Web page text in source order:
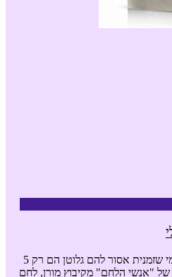
הלחמים שמרשה לחולי צליאק ולמי שזמנית אסור להם גלוטן הם רק 5
"אנשי הלחם" מקיבוץ מורן, לחם